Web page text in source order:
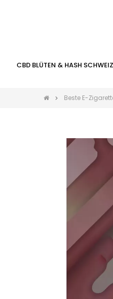
CBD BLÜTEN & HASH SCHWEIZ
Beste E-